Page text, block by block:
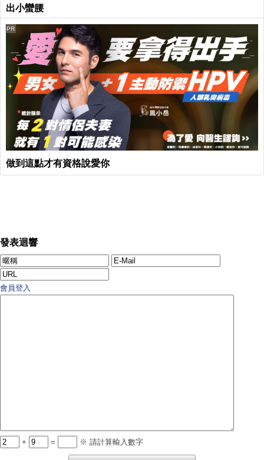
出小蠻腰
做到這點才有資格說愛你
PR
發表迴響
會員登入
+ = ※ 請計算輸入數字